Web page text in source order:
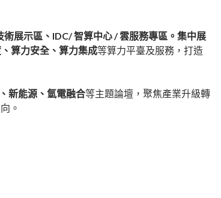
展示區、IDC/ 智算中心 / 雲服務專區。集中展
算力安全、算力集成等算力平臺及服務，打造
新能源、氫電融合等主題論壇，聚焦產業升級轉
。